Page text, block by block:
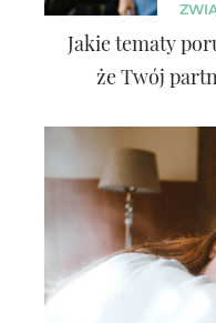
Jakie tematy
że Twój